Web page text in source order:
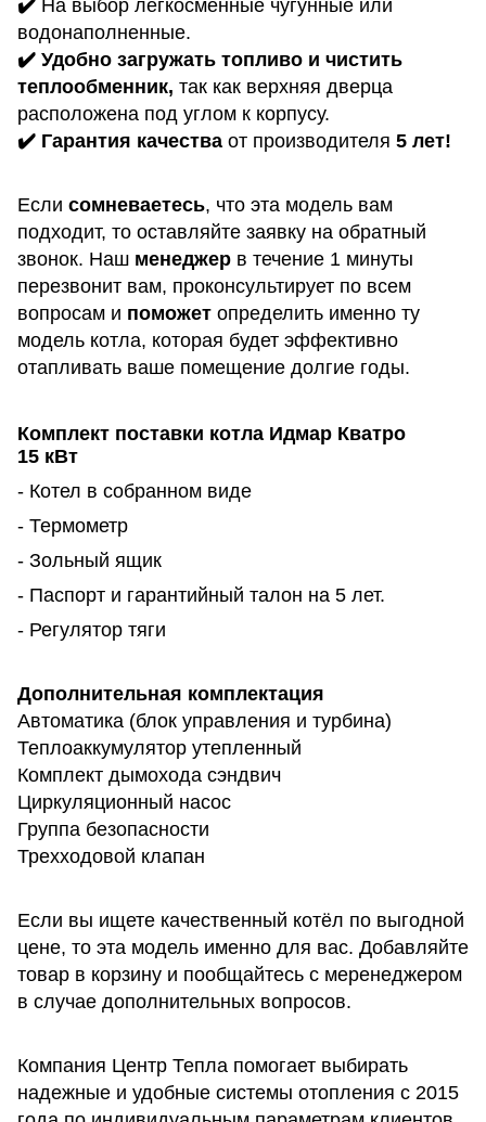
✔️ На выбор легкосменные чугунные или
водонаполненные.
✔️ Удобно загружать топливо и чистить
теплообменник, так как верхняя дверца
расположена под углом к ​​корпусу.
✔️ Гарантия качества от производителя 5 лет!
Если сомневаетесь, что эта модель вам
подходит, то оставляйте заявку на обратный
звонок. Наш менеджер в течение 1 минуты
перезвонит вам, проконсультирует по всем
вопросам и поможет определить именно ту
модель котла, которая будет эффективно
отапливать ваше помещение долгие годы.
Комплект поставки котла Идмар Кватро
15 кВт
- Котел в собранном виде
- Термометр
- Зольный ящик
- Паспорт и гарантийный талон на 5 лет.
- Регулятор тяги
Дополнительная комплектация
Автоматика (блок управления и турбина)
Теплоаккумулятор утепленный
Комплект дымохода сэндвич
Циркуляционный насос
Группа безопасности
Трехходовой клапан
Если вы ищете качественный котёл по выгодной
цене, то эта модель именно для вас. Добавляйте
товар в корзину и пообщайтесь с меренеджером
в случае дополнительных вопросов.
Компания Центр Тепла помогает выбирать
надежные и удобные системы отопления с 2015